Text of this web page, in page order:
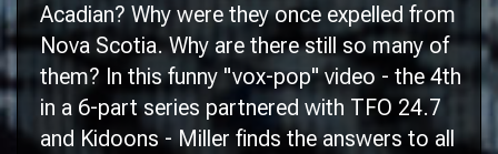
Acadian? Why were they once expelled from
Nova Scotia. Why are there still so many of
them? In this funny "vox-pop" video - the 4th
in a 6-part series partnered with TFO 24.7
and Kidoons - Miller finds the answers to all